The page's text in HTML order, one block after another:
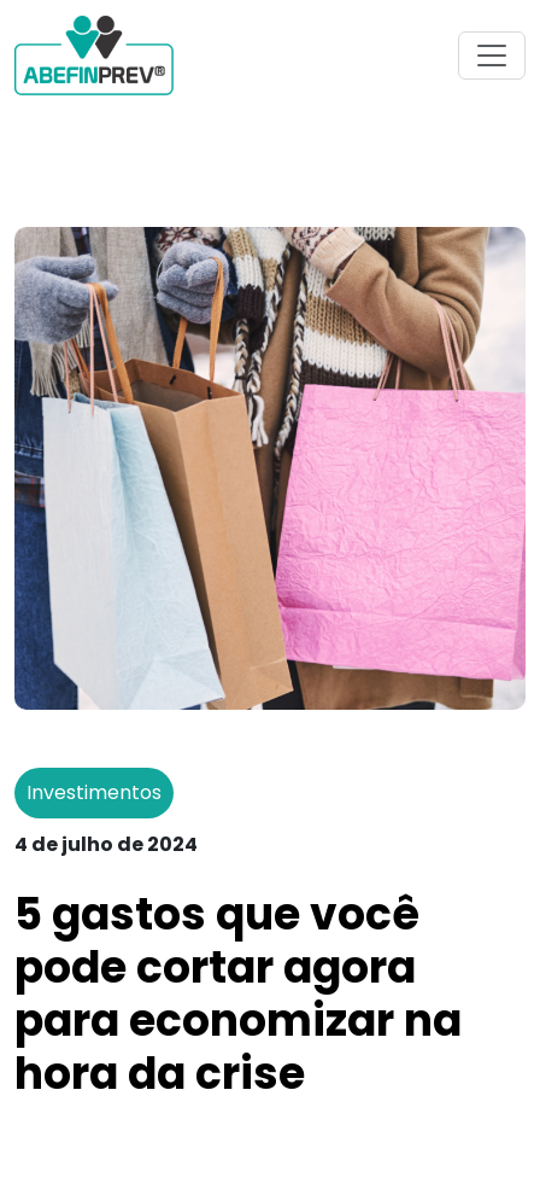
Investimentos
4 de julho de 2024
5 gastos que você
pode cortar agora
para economizar na
hora da crise